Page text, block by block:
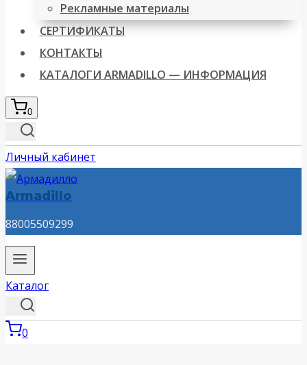
Рекламные материалы
СЕРТИФИКАТЫ
КОНТАКТЫ
КАТАЛОГИ ARMADILLO — ИНФОРМАЦИЯ
0
Личный кабинет
Armadillo
88005509299
Каталог
0